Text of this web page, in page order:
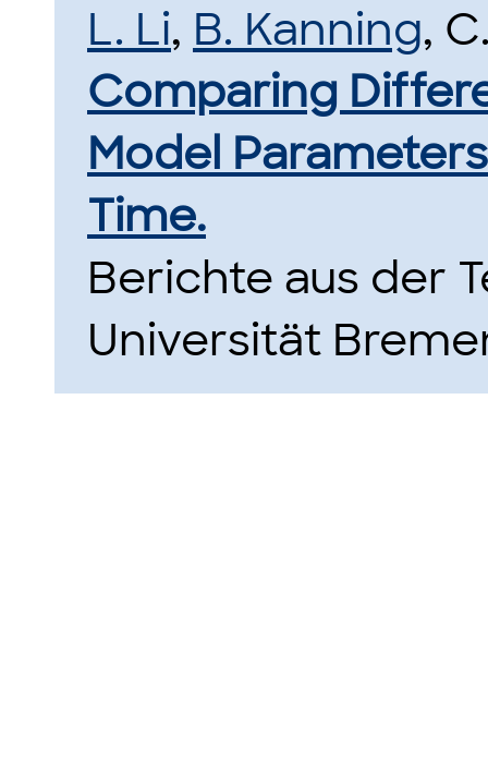
L. Li, B. Kanning,
Comparing
Model
Time.
Berichte aus der
Universität